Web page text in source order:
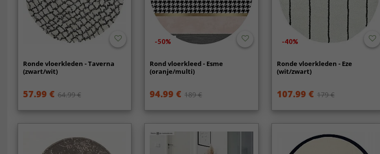
Ronde vloerkleden - Taverna
(zwart/wit)
57.99 € 64.99 €
-50%
Rond vloerkleed - Esme
(oranje/multi)
94.99 € 189 €
-40%
Ronde vloerkleden - Eze
(wit/zwart)
107.99 € 179 €